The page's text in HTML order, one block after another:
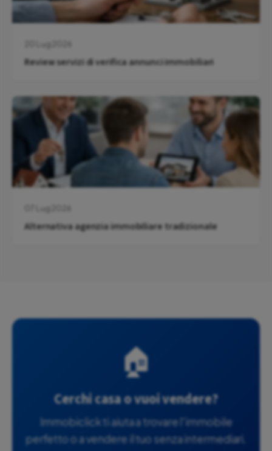
Review servizi di verifica annunci immobiliari
Alternativa agenzia immobiliare tradizionale
🏠
Cerchi casa o vuoi vendere?
Immobiclick ti aiuta a trovare l'immobile
perfetto o a vendere il tuo senza intermediari.